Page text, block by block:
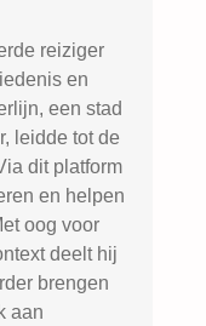
reiziger
en
een stad
leidde tot de
dit platform
en helpen
oog voor
deelt hij
brengen
aan